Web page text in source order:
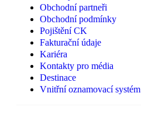
Obchodní partneři
Obchodní podmínky
Pojištění CK
Fakturační údaje
Kariéra
Kontakty pro média
Destinace
Vnitřní oznamovací systém